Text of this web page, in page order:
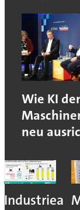
Wie KI
neu